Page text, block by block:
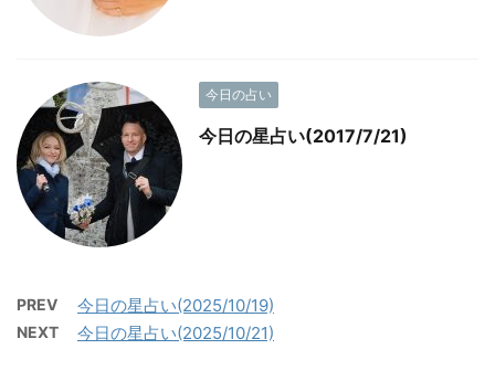
今日の占い
今日の星占い(2017/7/21)
PREV 今日の星占い(2025/10/19)
NEXT 今日の星占い(2025/10/21)